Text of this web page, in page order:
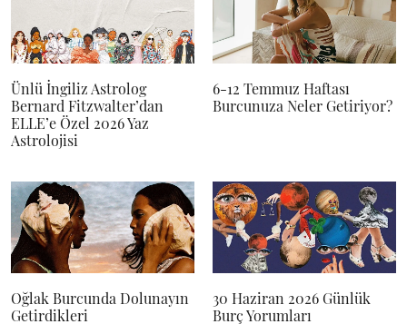
Ünlü İngiliz Astrolog
Bernard Fitzwalter’dan
ELLE’e Özel 2026 Yaz
Astrolojisi
6-12 Temmuz Haftası
Burcunuza Neler Getiriyor?
Oğlak Burcunda Dolunayın
Getirdikleri
30 Haziran 2026 Günlük
Burç Yorumları